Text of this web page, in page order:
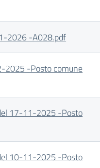
2026 -A028.pdf
2025 -Posto comune
17-11-2025 -Posto
10-11-2025 -Posto